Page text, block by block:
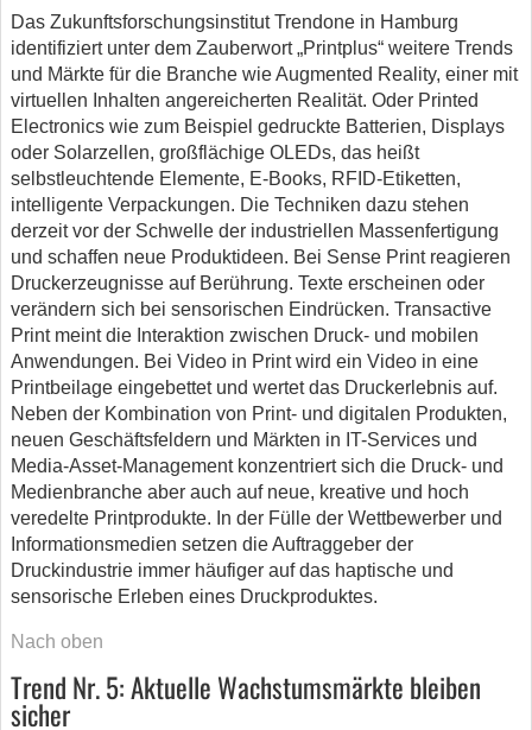
Das Zukunftsforschungsinstitut Trendone in Hamburg
identifiziert unter dem Zauberwort „Printplus“ weitere Trends
und Märkte für die Branche wie Augmented Reality, einer mit
virtuellen Inhalten angereicherten Realität. Oder Printed
Electronics wie zum Beispiel gedruckte Batterien, Displays
oder Solarzellen, großflächige OLEDs, das heißt
selbstleuchtende Elemente, E-Books, RFID-Etiketten,
intelligente Verpackungen. Die Techniken dazu stehen
derzeit vor der Schwelle der industriellen Massenfertigung
und schaffen neue Produktideen. Bei Sense Print reagieren
Druckerzeugnisse auf Berührung. Texte erscheinen oder
verändern sich bei sensorischen Eindrücken. Transactive
Print meint die Interaktion zwischen Druck- und mobilen
Anwendungen. Bei Video in Print wird ein Video in eine
Printbeilage eingebettet und wertet das Druckerlebnis auf.
Neben der Kombination von Print- und digitalen Produkten,
neuen Geschäftsfeldern und Märkten in IT-Services und
Media-Asset-Management konzentriert sich die Druck- und
Medienbranche aber auch auf neue, kreative und hoch
veredelte Printprodukte. In der Fülle der Wettbewerber und
Informationsmedien setzen die Auftraggeber der
Druckindustrie immer häufiger auf das haptische und
sensorische Erleben eines Druckproduktes.
Nach oben
Trend Nr. 5: Aktuelle Wachstumsmärkte bleiben
sicher